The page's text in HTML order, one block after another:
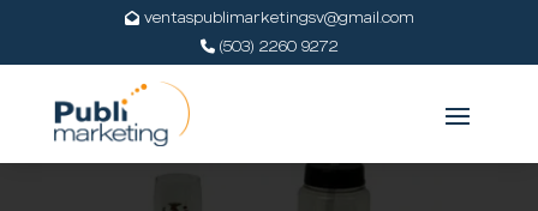
ventaspublimarketingsv@gmail.com
(503) 2260 9272